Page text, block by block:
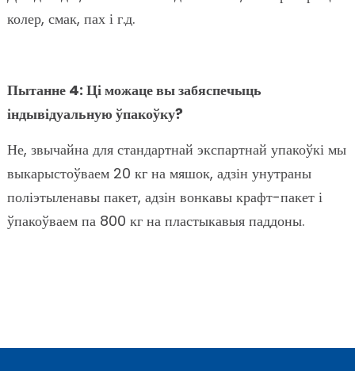
колер, смак, пах і г.д.
Пытанне 4: Ці можаце вы забяспечыць
індывідуальную ўпакоўку?
Не, звычайна для стандартнай экспартнай упакоўкі мы
выкарыстоўваем 20 кг на мяшок, адзін унутраны
поліэтыленавы пакет, адзін вонкавы крафт-пакет і
ўпакоўваем па 800 кг на пластыкавыя паддоны.